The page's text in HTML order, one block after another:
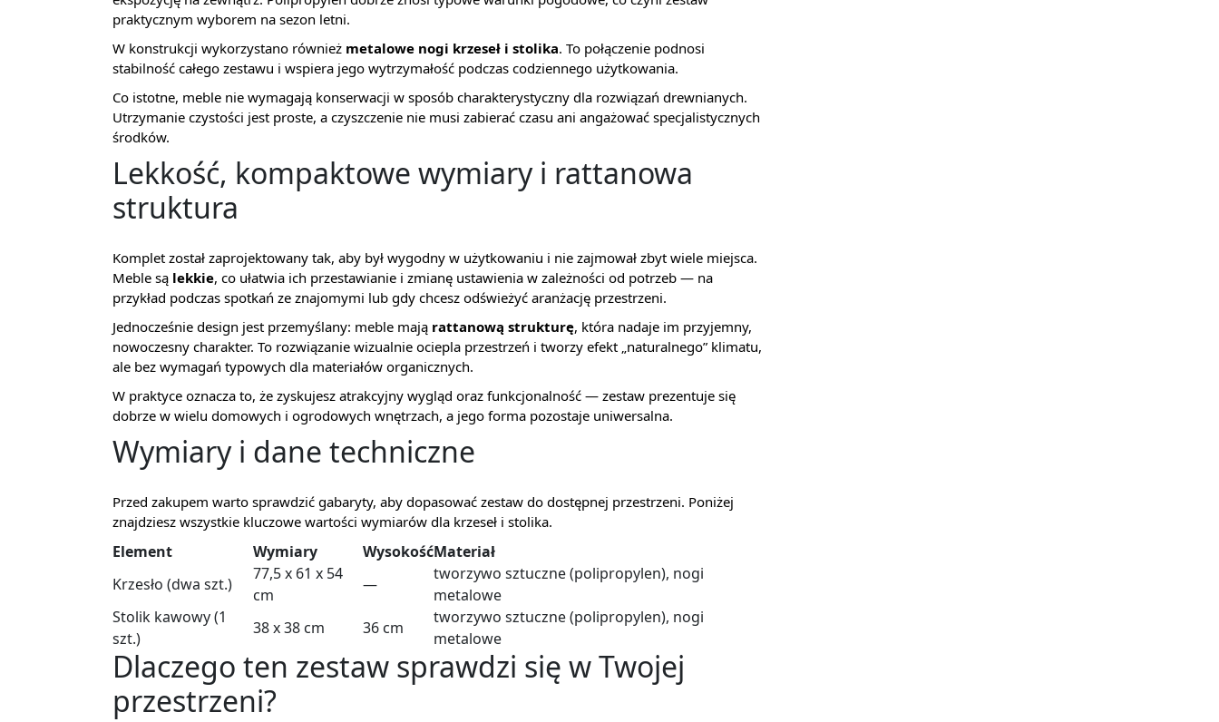
praktycznym wyborem na sezon letni.
W konstrukcji wykorzystano również metalowe nogi krzeseł i stolika. To połączenie podnosi
stabilność całego zestawu i wspiera jego wytrzymałość podczas codziennego użytkowania.
Co istotne, meble nie wymagają konserwacji w sposób charakterystyczny dla rozwiązań drewnianych.
Utrzymanie czystości jest proste, a czyszczenie nie musi zabierać czasu ani angażować specjalistycznych
środków.
Lekkość, kompaktowe wymiary i rattanowa
struktura
Komplet został zaprojektowany tak, aby był wygodny w użytkowaniu i nie zajmował zbyt wiele miejsca.
Meble są lekkie, co ułatwia ich przestawianie i zmianę ustawienia w zależności od potrzeb — na
przykład podczas spotkań ze znajomymi lub gdy chcesz odświeżyć aranżację przestrzeni.
Jednocześnie design jest przemyślany: meble mają rattanową strukturę, która nadaje im przyjemny,
nowoczesny charakter. To rozwiązanie wizualnie ociepla przestrzeń i tworzy efekt „naturalnego” klimatu,
ale bez wymagań typowych dla materiałów organicznych.
W praktyce oznacza to, że zyskujesz atrakcyjny wygląd oraz funkcjonalność — zestaw prezentuje się
dobrze w wielu domowych i ogrodowych wnętrzach, a jego forma pozostaje uniwersalna.
Wymiary i dane techniczne
Przed zakupem warto sprawdzić gabaryty, aby dopasować zestaw do dostępnej przestrzeni. Poniżej
znajdziesz wszystkie kluczowe wartości wymiarów dla krzeseł i stolika.
Element Wymiary WysokośćMateriał
Krzesło (dwa szt.)
77,5 x 61 x 54
cm
—
tworzywo sztuczne (polipropylen), nogi
metalowe
Stolik kawowy (1
szt.)
38 x 38 cm 36 cm
tworzywo sztuczne (polipropylen), nogi
metalowe
Dlaczego ten zestaw sprawdzi się w Twojej
przestrzeni?